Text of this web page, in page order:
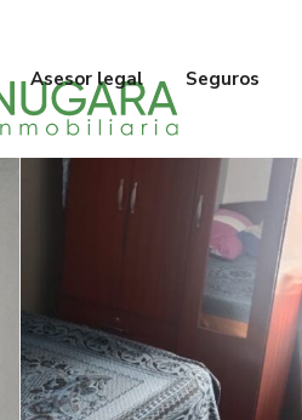
Asesor legal Seguros